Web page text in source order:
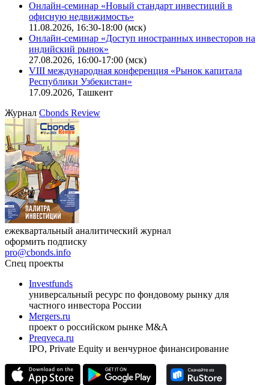
Поиск котировок облигаций
Ближайшие конференцииCbonds Congress
Онлайн-семинар «Новый стандарт инвестиций в
офисную недвижимость»
11.08.2026, 16:30-18:00 (мск)
Онлайн-семинар «Доступ иностранных инвесторов на
индийский рынок»
VIII международная конференция «Рынок капитала
Республики Узбекистан»
17.09.2026, Ташкент
ЖурналCbonds Review
ежеквартальный аналитический журнал
оформить подписку
pro@cbonds.info
Спец проекты
Investfunds
универсальный ресурс по фондовому рынку для
частного инвестора России
проект о российском рынке M&A
Preqveca.ru